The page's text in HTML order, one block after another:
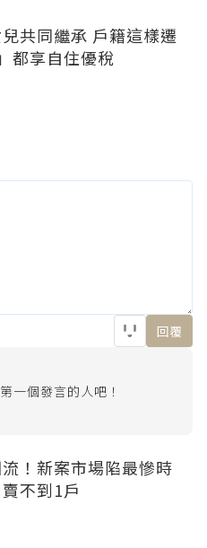
共同繼承 戶籍這樣遷
都享自住優稅
回覆
一個發言的人吧！
！新案市場陷最慘時
不到1戶